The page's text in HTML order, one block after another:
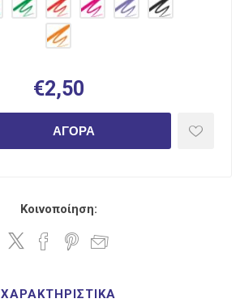
€2,50
ΑΓΟΡΆ
Κοινοποίηση:
ΧΑΡΑΚΤΗΡΙΣΤΙΚΆ